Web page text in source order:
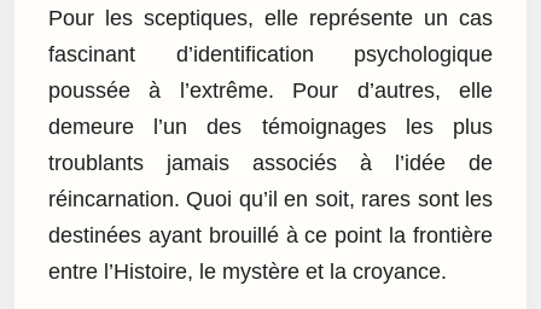
Pour les sceptiques, elle représente un cas
fascinant d’identification psychologique
poussée à l’extrême. Pour d’autres, elle
demeure l’un des témoignages les plus
troublants jamais associés à l’idée de
réincarnation. Quoi qu’il en soit, rares sont les
destinées ayant brouillé à ce point la frontière
entre l’Histoire, le mystère et la croyance.